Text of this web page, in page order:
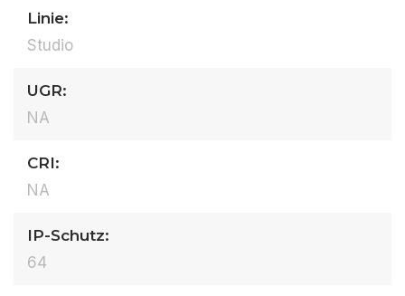
Linie:
Studio
UGR:
NA
CRI:
NA
IP-Schutz:
64